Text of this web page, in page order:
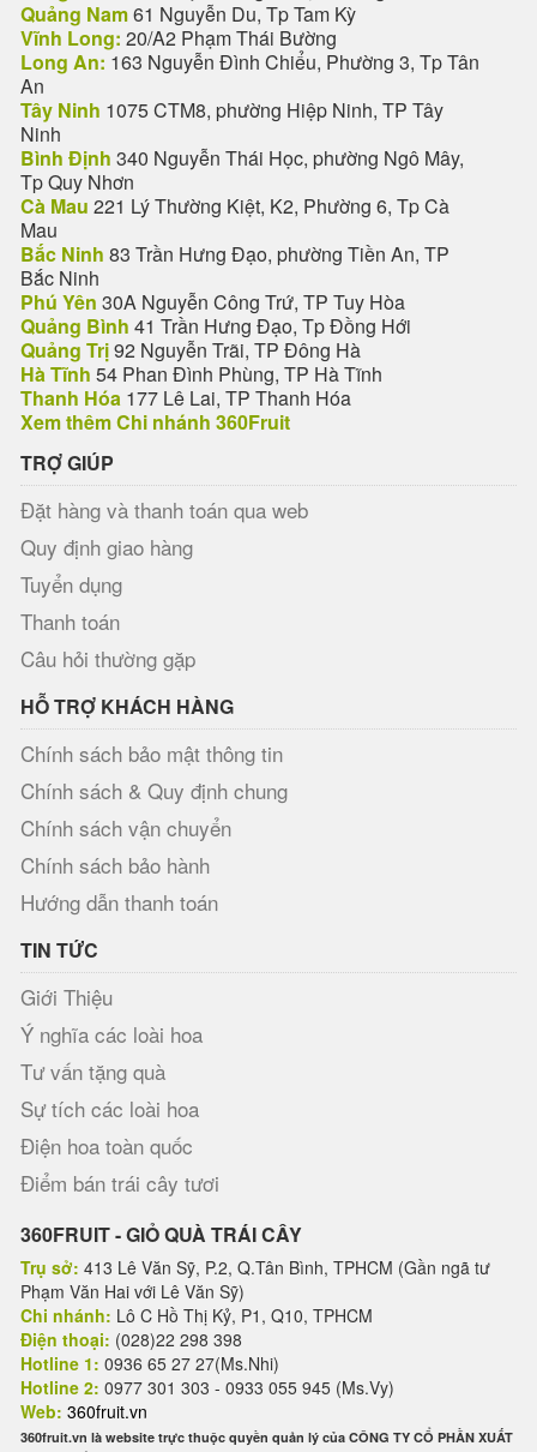
Quảng Nam61 Nguyễn Du, Tp Tam Kỳ
Vĩnh Long: 20/A2 Phạm Thái Bường
Long An: 163 Nguyễn Đình Chiểu, Phường 3, Tp Tân
An
Tây Ninh 1075 CTM8, phường Hiệp Ninh, TP Tây
Ninh
Bình Định 340 Nguyễn Thái Học, phường Ngô Mây,
Tp Quy Nhơn
Cà Mau 221 Lý Thường Kiệt, K2, Phường 6, Tp Cà
Mau
Bắc Ninh 83 Trần Hưng Đạo, phường Tiền An, TP
Bắc Ninh
Phú Yên 30A Nguyễn Công Trứ, TP Tuy Hòa
Quảng Bình 41 Trần Hưng Đạo, Tp Đồng Hới
Quảng Trị92 Nguyễn Trãi, TP Đông Hà
Hà Tĩnh 54 Phan Đình Phùng, TP Hà Tĩnh
Thanh Hóa 177 Lê Lai, TP Thanh Hóa
Xem thêm Chi nhánh 360Fruit
TRỢ GIÚP
Đặt hàng và thanh toán qua web
Quy định giao hàng
Tuyển dụng
Thanh toán
Câu hỏi thường gặp
HỖ TRỢ KHÁCH HÀNG
Chính sách bảo mật thông tin
Chính sách & Quy định chung
Chính sách vận chuyển
Chính sách bảo hành
Hướng dẫn thanh toán
TIN TỨC
Giới Thiệu
Ý nghĩa các loài hoa
Tư vấn tặng quà
Sự tích các loài hoa
Điện hoa toàn quốc
Điểm bán trái cây tươi
360FRUIT - GIỎ QUÀ TRÁI CÂY
Trụ sở: 413 Lê Văn Sỹ, P.2, Q.Tân Bình, TPHCM (Gần ngã tư
Phạm Văn Hai với Lê Văn Sỹ)
Chi nhánh: Lô C Hồ Thị Kỷ, P1, Q10, TPHCM
Điện thoại: (028)22 298 398
Hotline 1: 0936 65 27 27(Ms.Nhi)
Hotline 2: 0977 301 303 - 0933 055 945 (Ms.Vy)
Web: 360fruit.vn
360fruit.vn là website trực thuộc quyền quản lý của CÔNG TY CỔ PHẦN XUẤT